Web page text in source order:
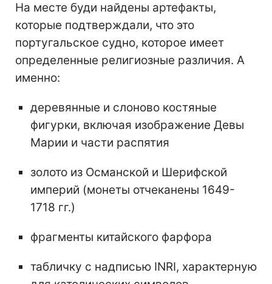
На месте буди найдены артефакты,
которые подтверждали, что это
португальское судно, которое имеет
определенные религиозные различия. А
именно:
деревянные и слоново костяные
фигурки, включая изображение Девы
Марии и части распятия
золото из Османской и Шерифской
империй (монеты отчеканены 1649-
1718 гг.)
фрагменты китайского фарфора
табличку с надписью INRI, характерную